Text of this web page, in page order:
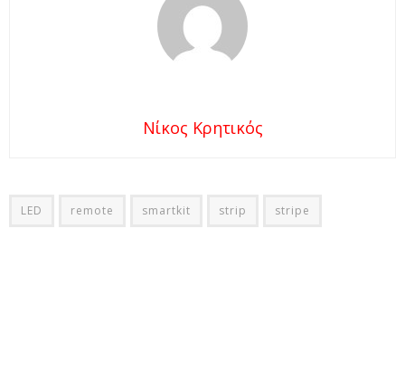
Νίκος Κρητικός
LED remote smartkit strip stripe